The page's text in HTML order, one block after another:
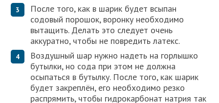
После того, как в шарик будет всыпан
содовый порошок, воронку необходимо
вытащить. Делать это следует очень
аккуратно, чтобы не повредить латекс.
Воздушный шар нужно надеть на горлышко
бутылки, но сода при этом не должна
осыпаться в бутылку. После того, как шарик
будет закреплён, его необходимо резко
распрямить, чтобы гидрокарбонат натрия так